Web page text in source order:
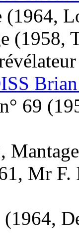
(1964,
(1958,
69
Mr F.
(1964,